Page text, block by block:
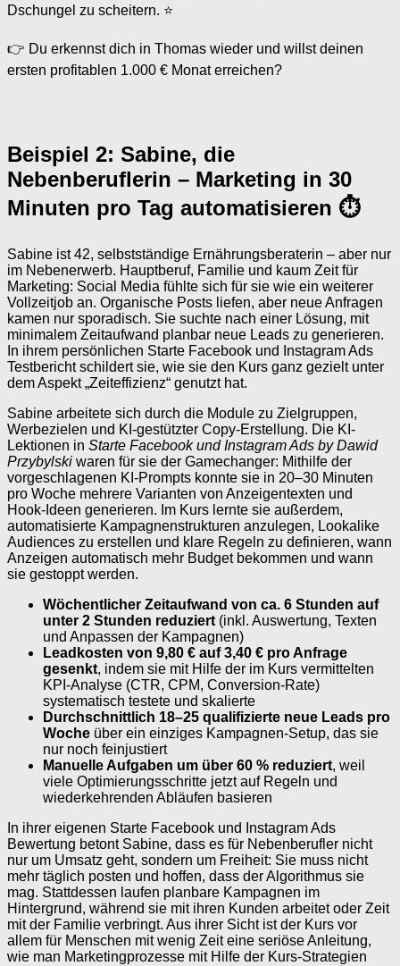
Dschungel zu scheitern. ⭐
👉 Du erkennst dich in Thomas wieder und willst deinen
ersten profitablen 1.000 € Monat erreichen?
Beispiel 2: Sabine, die
Nebenberuflerin – Marketing in 30
Minuten pro Tag automatisieren ⏱️
Sabine ist 42, selbstständige Ernährungsberaterin – aber nur
im Nebenerwerb. Hauptberuf, Familie und kaum Zeit für
Marketing: Social Media fühlte sich für sie wie ein weiterer
Vollzeitjob an. Organische Posts liefen, aber neue Anfragen
kamen nur sporadisch. Sie suchte nach einer Lösung, mit
minimalem Zeitaufwand planbar neue Leads zu generieren.
In ihrem persönlichen Starte Facebook und Instagram Ads
Testbericht schildert sie, wie sie den Kurs ganz gezielt unter
dem Aspekt „Zeiteffizienz“ genutzt hat.
Sabine arbeitete sich durch die Module zu Zielgruppen,
Werbezielen und KI‑gestützter Copy-Erstellung. Die KI-
Lektionen in Starte Facebook und Instagram Ads by Dawid
Przybylski waren für sie der Gamechanger: Mithilfe der
vorgeschlagenen KI-Prompts konnte sie in 20–30 Minuten
pro Woche mehrere Varianten von Anzeigentexten und
Hook-Ideen generieren. Im Kurs lernte sie außerdem,
automatisierte Kampagnenstrukturen anzulegen, Lookalike
Audiences zu erstellen und klare Regeln zu definieren, wann
Anzeigen automatisch mehr Budget bekommen und wann
sie gestoppt werden.
Wöchentlicher Zeitaufwand von ca. 6 Stunden auf
unter 2 Stunden reduziert (inkl. Auswertung, Texten
und Anpassen der Kampagnen)
Leadkosten von 9,80 € auf 3,40 € pro Anfrage
gesenkt, indem sie mit Hilfe der im Kurs vermittelten
KPI-Analyse (CTR, CPM, Conversion-Rate)
systematisch testete und skalierte
Durchschnittlich 18–25 qualifizierte neue Leads pro
Woche über ein einziges Kampagnen-Setup, das sie
nur noch feinjustiert
Manuelle Aufgaben um über 60 % reduziert, weil
viele Optimierungsschritte jetzt auf Regeln und
wiederkehrenden Abläufen basieren
In ihrer eigenen Starte Facebook und Instagram Ads
Bewertung betont Sabine, dass es für Nebenberufler nicht
nur um Umsatz geht, sondern um Freiheit: Sie muss nicht
mehr täglich posten und hoffen, dass der Algorithmus sie
mag. Stattdessen laufen planbare Kampagnen im
Hintergrund, während sie mit ihren Kunden arbeitet oder Zeit
mit der Familie verbringt. Aus ihrer Sicht ist der Kurs vor
allem für Menschen mit wenig Zeit eine seriöse Anleitung,
wie man Marketingprozesse mit Hilfe der Kurs-Strategien